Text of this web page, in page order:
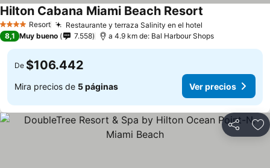
4 EstrellasResort Restaurante y terraza Salinity en el hotel
Hilton Cabana Miami Beach Resort
8,1 Muy bueno 7.558 a 4.9 km de: Bal Harbour Shops
De $106.442
Mira precios de 5 páginas Ver precios
Compartir